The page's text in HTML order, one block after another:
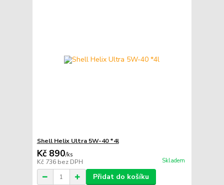
Shell Helix Ultra 5W-40 *4l
Kč 890/ks
Kč 736 bez DPH Skladem
Přidat do košíku